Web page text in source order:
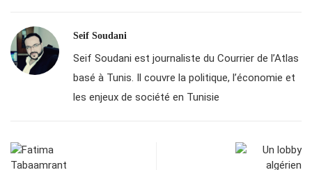
Seif Soudani
Seif Soudani est journaliste du Courrier de l’Atlas
basé à Tunis. Il couvre la politique, l’économie et
les enjeux de société en Tunisie